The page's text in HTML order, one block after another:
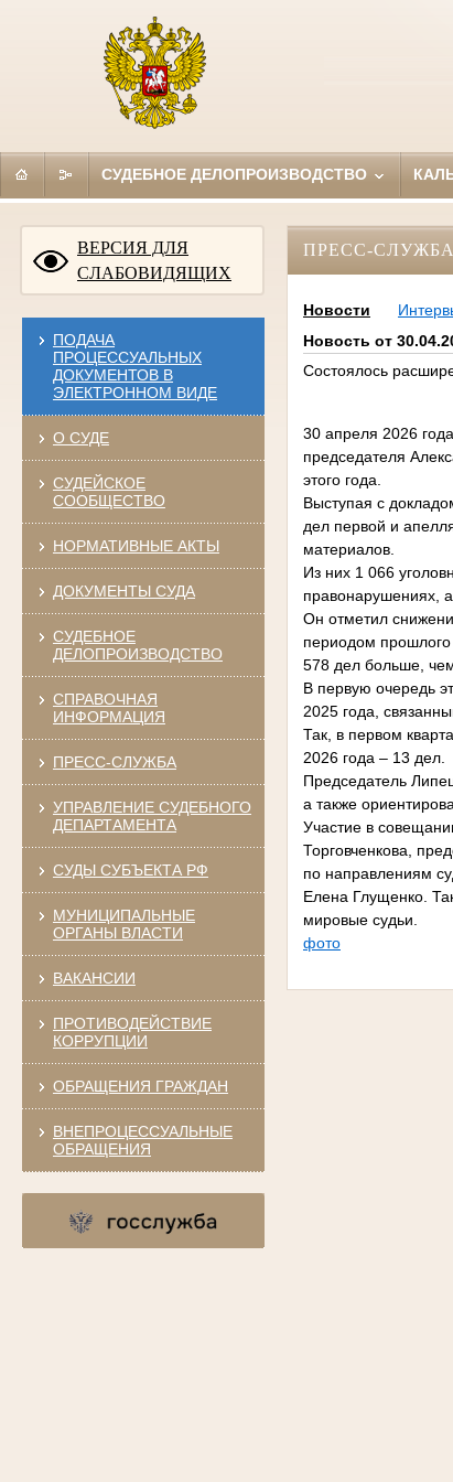
СУДЕБНОЕ ДЕЛОПРОИЗВОДСТВО
ВЕРСИЯ ДЛЯ
СЛАБОВИДЯЩИХ
ПОДАЧА
ПРОЦЕССУАЛЬНЫХ
ДОКУМЕНТОВ В
ЭЛЕКТРОННОМ ВИДЕ
О СУДЕ
СУДЕЙСКОЕ
СООБЩЕСТВО
НОРМАТИВНЫЕ АКТЫ
ДОКУМЕНТЫ СУДА
СУДЕБНОЕ
ДЕЛОПРОИЗВОДСТВО
СПРАВОЧНАЯ
ИНФОРМАЦИЯ
ПРЕСС-СЛУЖБА
УПРАВЛЕНИЕ СУДЕБНОГО
ДЕПАРТАМЕНТА
СУДЫ СУБЪЕКТА РФ
МУНИЦИПАЛЬНЫЕ
ОРГАНЫ ВЛАСТИ
ВАКАНСИИ
ПРОТИВОДЕЙСТВИЕ
КОРРУПЦИИ
ОБРАЩЕНИЯ ГРАЖДАН
ВНЕПРОЦЕССУАЛЬНЫЕ
ОБРАЩЕНИЯ
ПРЕСС-СЛУЖБА
Новости
Новость от
Состоялось
30 апреля 2026
председателя
этого года.
Выступая с
дел первой и
материалов.
Из них 1 066
правонарушениях,
Он отметил
периодом прошлого
578 дел больше,
В первую очередь
2025 года,
Так, в первом
2026 года – 13 дел.
Председатель
а также
Участие в
Торговченкова,
по направлениям
Елена Глущенко.
мировые судьи.
фото